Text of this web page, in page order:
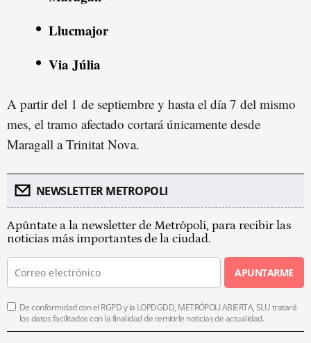
Llucmajor
Via Júlia
A partir del 1 de septiembre y hasta el día 7 del mismo
mes, el tramo afectado cortará únicamente desde
Maragall a Trinitat Nova.
NEWSLETTER METROPOLI
Apúntate a la newsletter de Metrópoli, para recibir las
noticias más importantes de la ciudad.
APUNTARME
De conformidad con el RGPD y la LOPDGDD, METRÓPOLI ABIERTA, SLU tratará
los datos facilitados con la finalidad de remitirle noticias de actualidad.